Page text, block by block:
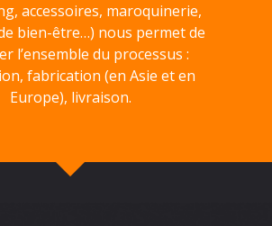
accessoires, maroquinerie,
bien-être…) nous permet de
l’ensemble du processus :
fabrication (en Asie et en
Europe), livraison.